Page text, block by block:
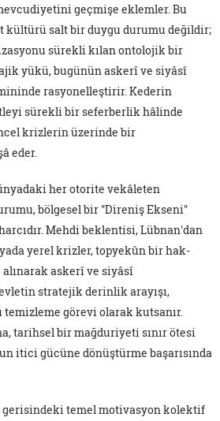
geçmişe eklemler. Bu
kültürü salt bir duygu durumu değildir;
sürekli kılan ontolojik bir
yükü, bugünün askerî ve siyâsî
rasyonelleştirir. Kederin
sürekli bir seferberlik hâlinde
krizlerin üzerinde bir
eder.
her otorite vekâleten
bölgesel bir "Direniş Ekseni"
Mehdi beklentisi, Lübnan'dan
yerel krizler, topyekûn bir hak-
alınarak askerî ve siyâsî
stratejik derinlik arayışı,
temizleme görevi olarak kutsanır.
tarihsel bir mağduriyeti sınır ötesi
itici gücüne dönüştürme başarısında
gerisindeki temel motivasyon kolektif